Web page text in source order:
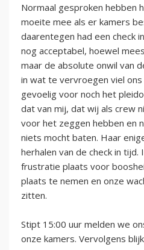
Normaal gesproken hebben
moeite mee als er kamers
daarentegen had een check
nog acceptabel, hoewel
maar de absolute onwil van
in wat te vervroegen viel
gevoelig voor noch het
dat van mij, dat wij als crew
voor het zeggen hebben en
niets mocht baten. Haar
herhalen van de check in
frustratie plaats voor
plaats te nemen en onze
zitten.
Stipt 15:00 uur melden we
onze kamers. Vervolgens